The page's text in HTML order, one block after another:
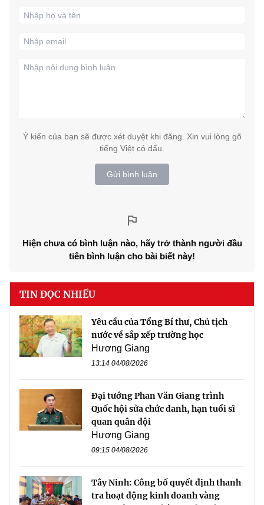
Ý kiến của bạn sẽ được xét duyệt khi đăng. Xin vui lòng gõ
tiếng Việt có dấu.
Gửi bình luận
Hiện chưa có bình luận nào, hãy trở thành người đầu
tiên bình luận cho bài biết này!
TIN ĐỌC NHIỀU
Yêu cầu của Tổng Bí thư, Chủ tịch
nước về sắp xếp trường học
Hương Giang
13:14 04/08/2026
Đại tướng Phan Văn Giang trình
Quốc hội sửa chức danh, hạn tuổi sĩ
quan quân đội
Hương Giang
09:15 04/08/2026
Tây Ninh: Công bố quyết định thanh
tra hoạt động kinh doanh vàng